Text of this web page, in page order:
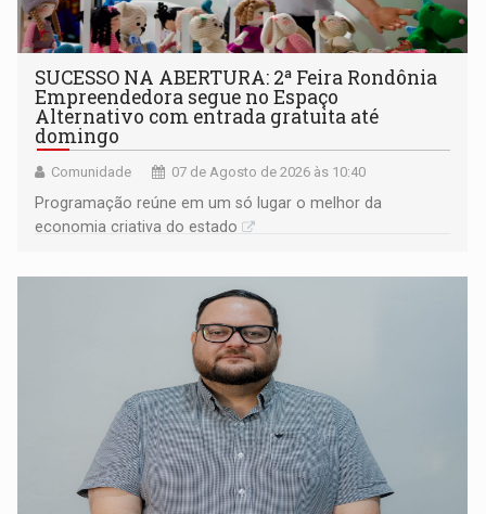
SUCESSO NA ABERTURA: 2ª Feira Rondônia
Empreendedora segue no Espaço
Alternativo com entrada gratuita até
domingo
Comunidade 07 de Agosto de 2026 às 10:40
Programação reúne em um só lugar o melhor da
economia criativa do estado